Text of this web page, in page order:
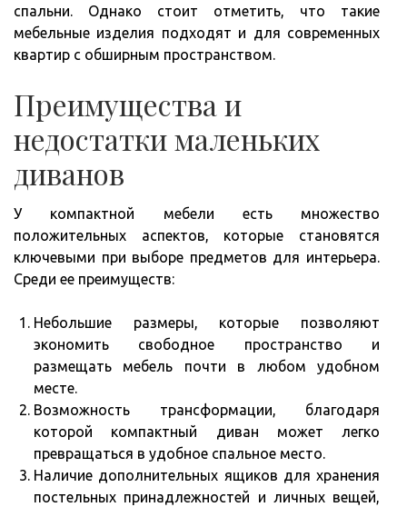
спальни. Однако стоит отметить, что такие
мебельные изделия подходят и для современных
квартир с обширным пространством.
Преимущества и
недостатки маленьких
диванов
У компактной мебели есть множество
положительных аспектов, которые становятся
ключевыми при выборе предметов для интерьера.
Среди ее преимуществ:
Небольшие размеры, которые позволяют
экономить свободное пространство и
размещать мебель почти в любом удобном
месте.
Возможность трансформации, благодаря
которой компактный диван может легко
превращаться в удобное спальное место.
Наличие дополнительных ящиков для хранения
постельных принадлежностей и личных вещей,